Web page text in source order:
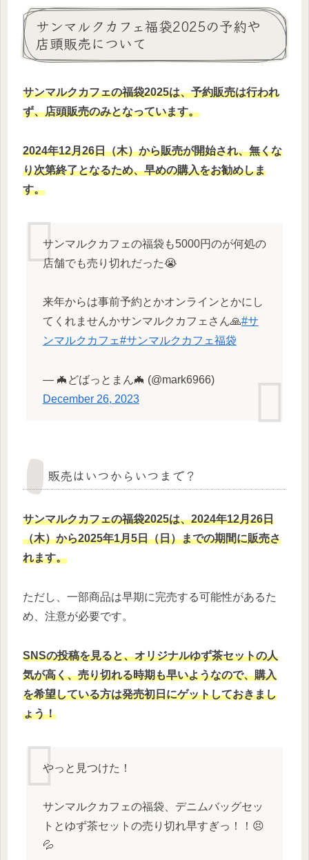
サンマルクカフェ福袋2025の予約や
店頭販売について
サンマルクカフェの福袋2025は、予約販売は行われ
ず、店頭販売のみとなっています。
2024年12月26日（木）から販売が開始され、無くな
り次第終了となるため、早めの購入をお勧めしま
す。
サンマルクカフェの福袋も5000円のが何処の
店舗でも売り切れだった😭
来年からは事前予約とかオンラインとかにし
てくれませんかサンマルクカフェさん🙏#サ
ンマルクカフェ#サンマルクカフェ福袋
— 🦇どばっとまん🦇 (@mark6966)
December 26, 2023
販売はいつからいつまで？
サンマルクカフェの福袋2025は、2024年12月26日
（木）から2025年1月5日（日）までの期間に販売さ
れます。
ただし、一部商品は早期に完売する可能性があるた
め、注意が必要です。
SNSの投稿を見ると、オリジナルゆず茶セットの人
気が高く、売り切れる時期も早いようなので、購入
を希望している方は発売初日にゲットしておきまし
ょう！
やっと見つけた！
サンマルクカフェの福袋、デニムバッグセッ
トとゆず茶セットの売り切れ早すぎっ！！😣
💦